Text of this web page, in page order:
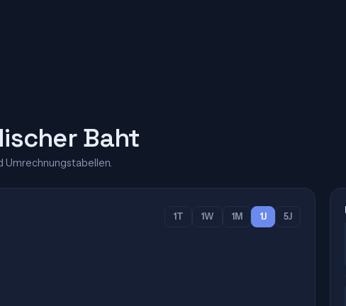
Baht
Umrechnungstabellen.
1T 1W 1M 1J 5J